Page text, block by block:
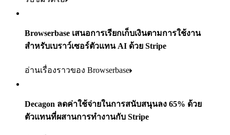
Browserbase เสนอการเรียกเก็บเงินตามการใช้งาน
สําหรับเบราว์เซอร์ตัวแทน AI ด้วย Stripe
อ่านเรื่องราวของ Browserbase
Decagon ลดค่าใช้จ่ายในการสนับสนุนลง 65% ด้วย
ตัวแทนที่ผสานการทํางานกับ Stripe